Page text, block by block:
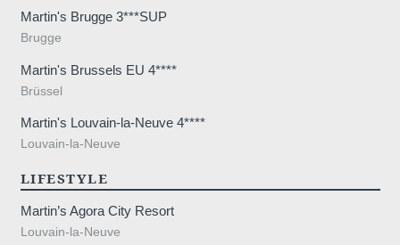
Martin's Brugge 3***SUP
Brugge
Martin's Brussels EU 4****
Brüssel
Martin's Louvain-la-Neuve 4****
Louvain-la-Neuve
LIFESTYLE
Martin’s Agora City Resort
Louvain-la-Neuve